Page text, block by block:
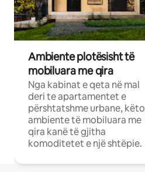
Ambiente plotësisht të
mobiluara me qira
Nga kabinat e qeta në mal
deri te apartamentet e
përshtatshme urbane, këto
ambiente të mobiluara me
qira kanë të gjitha
komoditetet e një shtëpie.